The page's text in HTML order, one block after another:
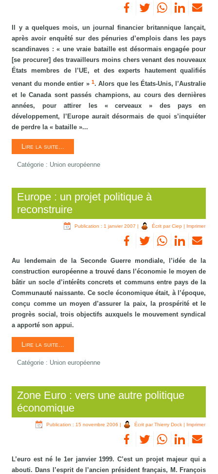
Il y a quelques mois, un journal financier britannique lançait,
après avoir enquêté sur des pénuries d’emplois dans les pays
scandinaves : « une vraie bataille est désormais engagée pour
[se procurer] des travailleurs moins chers venant des nouveaux
États membres de l’UE, et des experts hautement qualifiés
venant du monde entier » 1. Alors que les États-Unis, l’Australie
et le Canada sont passés champions, au cours des dernières
années, pour attirer les « cerveaux » des pays en
développement, l’Europe aurait désormais de quoi s’inquiéter
de perdre la « bataille »...
Lire la suite...
Catégorie : Union européenne
Europe : un projet politique à
reconstruire
Publication : 1 janvier 2007 | Écrit par Ciep | Imprimer
Au lendemain de la Seconde Guerre mondiale, l’idée de la
construction européenne a trouvé dans l’économie le moyen de
bâtir un socle d’intérêts concrets et communs entre pays de la
Communauté naissante. Ce socle économique était, à l’époque,
conçu comme un moyen d’assurer la paix, la prospérité et le
progrès social, trois objectifs auxquels le mouvement syndical
a apporté son appui.
Lire la suite...
Catégorie : Union européenne
Zone Euro : vers une autre politique
économique
Publication : 15 novembre 2006 | Écrit par Thierry Dock | Imprimer
L’euro est né le 1er janvier 1999. C’est un projet majeur qui a
abouti. Dans l’esprit de l’ancien président français, M. François